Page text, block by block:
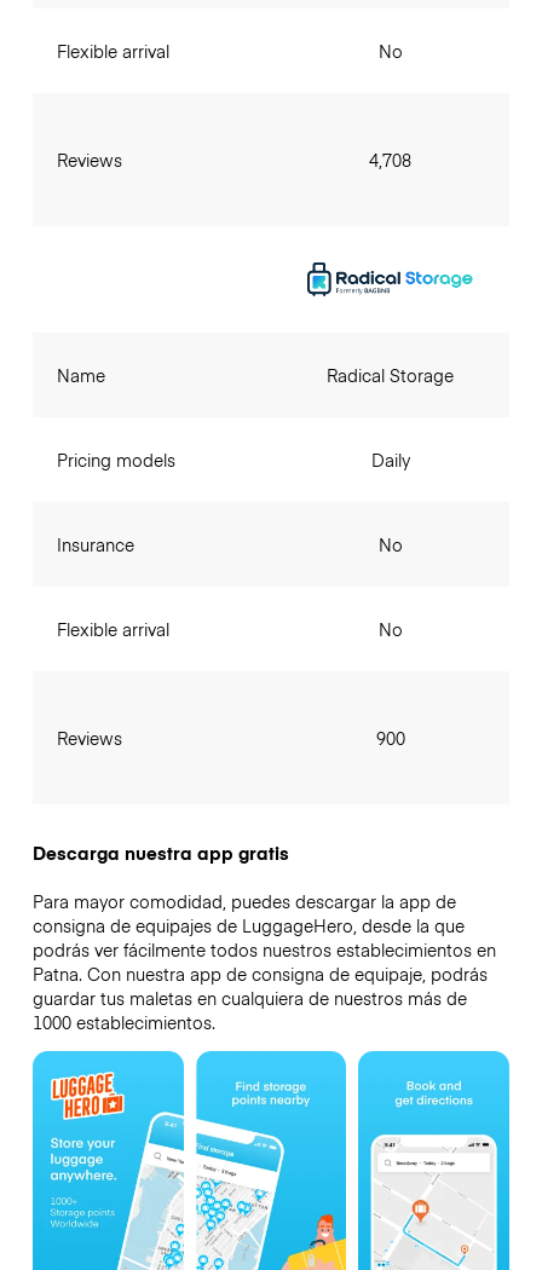
Flexible arrival
Reviews
No
4,708
Name
Pricing models
Insurance
Flexible arrival
Reviews
Radical Storage
Daily
No
No
900
Descarga nuestra app gratis
Para mayor comodidad, puedes descargar la app de
consigna de equipajes de LuggageHero, desde la que
podrás ver fácilmente todos nuestros establecimientos en
Patna. Con nuestra app de consigna de equipaje, podrás
guardar tus maletas en cualquiera de nuestros más de
1000 establecimientos.